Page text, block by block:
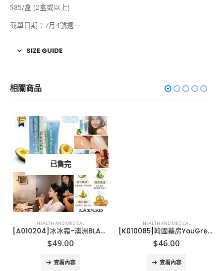
$85/盒 (2盒或以上)
截單日期：7月4號週一
SIZE GUIDE
相關商品
已售完
HEALTH AND MEDICAL
[A010204]冰冰霜-澳洲BLACKMORES 天然維他命潤膚霜-50G
$49.00
查看內容
HEALTH AND MEDICAL
[K010085]韓國藥房YouGreen 防手部乾裂 保濕護手霜50g
$46.00
查看內容